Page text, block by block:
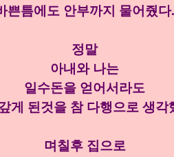
쁜틈에도 안부까지 물어줬다.
정말
아내와 나는
일수돈을 얻어서라도
게 된것을 참 다행으로 생
며칠후 집으로